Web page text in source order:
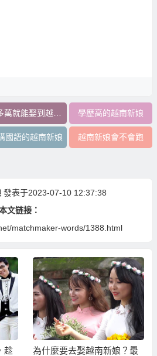
學歷高的越南新娘
國語的越南新娘 越南新娘會不會跑
發表于2023-07-10 12:37:38
文链接：
matchmaker-words/1388.html
趁
為什麼要去娶越南新娘？最